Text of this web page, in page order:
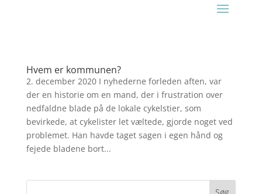
Hvem er kommunen?
2. december 2020 I nyhederne forleden aften, var
der en historie om en mand, der i frustration over
nedfaldne blade på de lokale cykelstier, som
bevirkede, at cykelister let væltede, gjorde noget ved
problemet. Han havde taget sagen i egen hånd og
fejede bladene bort...